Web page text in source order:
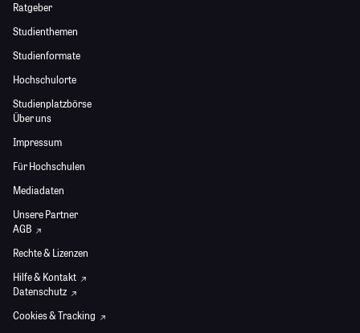
Ratgeber
Studienthemen
Studienformate
Hochschulorte
Studienplatzbörse
Über uns
Impressum
Für Hochschulen
Mediadaten
Unsere Partner
AGB
Rechte & Lizenzen
Hilfe & Kontakt
Datenschutz
Cookies & Tracking